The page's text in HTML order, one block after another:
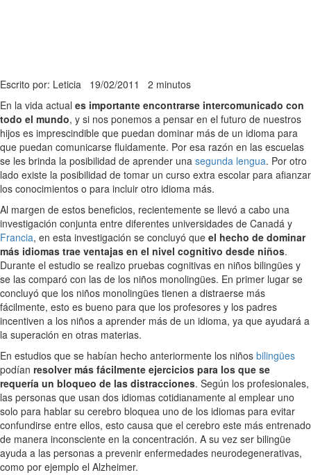
Escrito por: Leticia 19/02/2011 2 minutos
En la vida actual es importante encontrarse intercomunicado con
todo el mundo, y si nos ponemos a pensar en el futuro de nuestros
hijos es imprescindible que puedan dominar más de un idioma para
que puedan comunicarse fluidamente. Por esa razón en las escuelas
se les brinda la posibilidad de aprender una segunda lengua. Por otro
lado existe la posibilidad de tomar un curso extra escolar para afianzar
los conocimientos o para incluir otro idioma más.
Al margen de estos beneficios, recientemente se llevó a cabo una
investigación conjunta entre diferentes universidades de Canadá y
Francia, en esta investigación se concluyó que el hecho de dominar
más idiomas trae ventajas en el nivel cognitivo desde niños.
Durante el estudio se realizo pruebas cognitivas en niños bilingües y
se las comparó con las de los niños monolingües. En primer lugar se
concluyó que los niños monolingües tienen a distraerse más
fácilmente, esto es bueno para que los profesores y los padres
incentiven a los niños a aprender más de un idioma, ya que ayudará a
la superación en otras materias.
En estudios que se habían hecho anteriormente los niños bilingües
podían resolver más fácilmente ejercicios para los que se
requería un bloqueo de las distracciones. Según los profesionales,
las personas que usan dos idiomas cotidianamente al emplear uno
solo para hablar su cerebro bloquea uno de los idiomas para evitar
confundirse entre ellos, esto causa que el cerebro este más entrenado
de manera inconsciente en la concentración. A su vez ser bilingüe
ayuda a las personas a prevenir enfermedades neurodegenerativas,
como por ejemplo el Alzheimer.